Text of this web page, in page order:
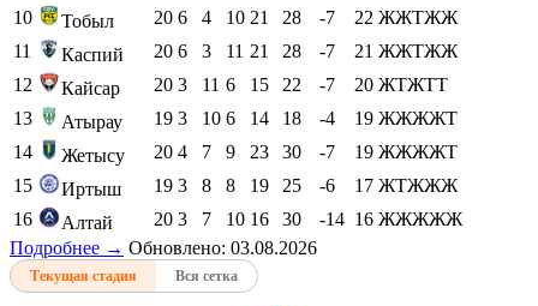
10
Тобыл 20 6 4 10 21 28 -7 22 ЖЖТЖЖ
11
Каспий 20 6 3 11 21 28 -7 21 ЖЖТЖЖ
12
Кайсар 20 3 11 6 15 22 -7 20 ЖТЖТТ
13
Атырау 19 3 10 6 14 18 -4 19 ЖЖЖЖТ
14
Жетысу 20 4 7 9 23 30 -7 19 ЖЖЖЖТ
15
Иртыш 19 3 8 8 19 25 -6 17 ЖТЖЖЖ
16
Алтай 20 3 7 10 16 30 -14 16 ЖЖЖЖЖ
Подробнее → Обновлено: 03.08.2026
Текущая стадия Вся сетка